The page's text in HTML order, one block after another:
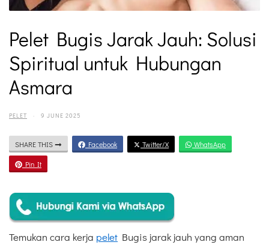
Pelet Bugis Jarak Jauh: Solusi
Spiritual untuk Hubungan
Asmara
PELET · 9 JUNE 2025
SHARE THIS Facebook Twitter/X WhatsApp
Pin It
Temukan cara kerja pelet Bugis jarak jauh yang aman